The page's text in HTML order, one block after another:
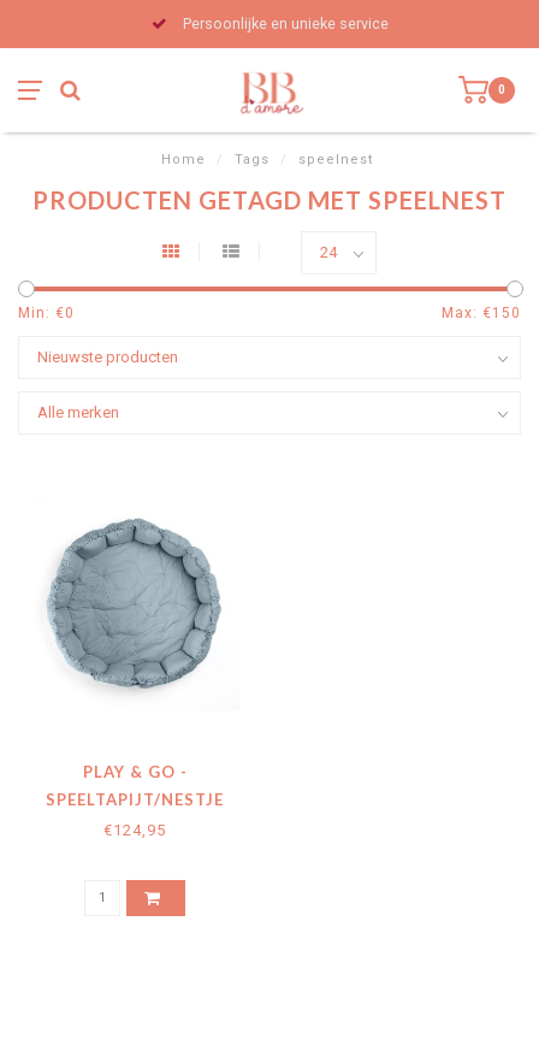
Persoonlijke en unieke service
0
Home / Tags / speelnest
PRODUCTEN GETAGD MET SPEELNEST
Min: €0 Max: €150
PLAY & GO -
SPEELTAPIJT/NESTJE
(BIOLOGISCH KATOEN)
CM
€124,95